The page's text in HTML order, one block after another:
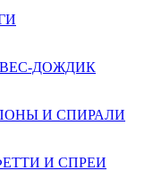
ДОЖДИК
И СПИРАЛИ
И СПРЕИ